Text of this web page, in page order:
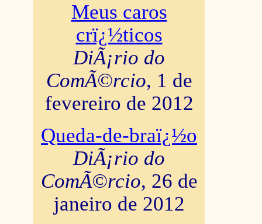
Meus caros
crï¿½ticos
DiÃ¡rio do
ComÃ©rcio, 1 de
fevereiro de 2012
Queda-de-braï¿½o
DiÃ¡rio do
ComÃ©rcio, 26 de
janeiro de 2012